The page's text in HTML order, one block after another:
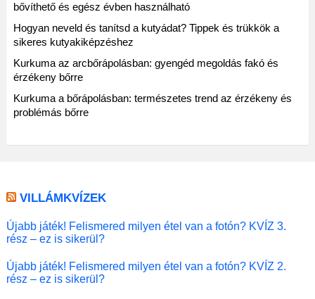
bővíthető és egész évben használható
Hogyan neveld és tanítsd a kutyádat? Tippek és trükkök a
sikeres kutyakiképzéshez
Kurkuma az arcbőrápolásban: gyengéd megoldás fakó és
érzékeny bőrre
Kurkuma a bőrápolásban: természetes trend az érzékeny és
problémás bőrre
VILLÁMKVÍZEK
Újabb játék! Felismered milyen étel van a fotón? KVÍZ 3.
rész – ez is sikerül?
Újabb játék! Felismered milyen étel van a fotón? KVÍZ 2.
rész – ez is sikerül?